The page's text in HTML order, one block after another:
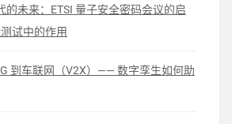
的未来：ETSI 量子安全密码会议的启
试中的作用
到车联网（V2X）—— 数字孪生如何助